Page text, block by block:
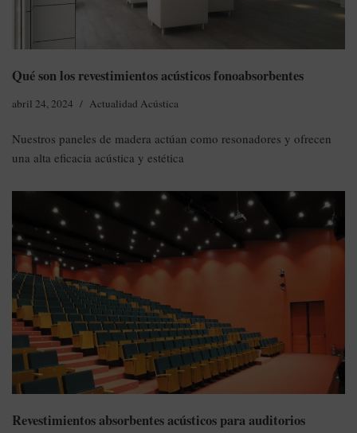
Qué son los revestimientos acústicos fonoabsorbentes
abril 24, 2024 Actualidad Acústica
Nuestros paneles de madera actúan como resonadores y ofrecen
una alta eficacia acústica y estética
Revestimientos absorbentes acústicos para auditorios